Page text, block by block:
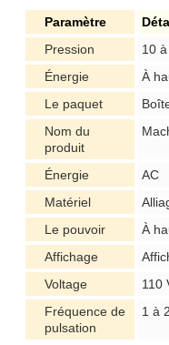
Paramètre
Pression
10
Énergie
À
Le paquet
Nom du
produit
Énergie
AC
Matériel
Le pouvoir
À
Affichage
Voltage
110
Fréquence de
pulsation
1 à